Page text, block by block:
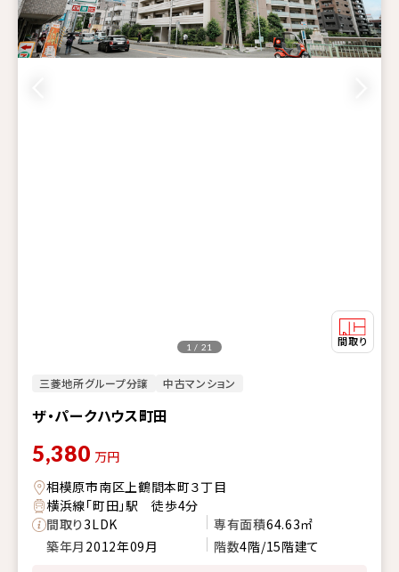
三菱地所グループ分譲 中古マンション
ザ・パークハウス町田
1 / 21
5,380 万円
相模原市南区上鶴間本町３丁目
横浜線「町田」駅 徒歩4分
間取り3LDK 専有面積64.63㎡
築年月 2012年09月 階数4階/15階建て